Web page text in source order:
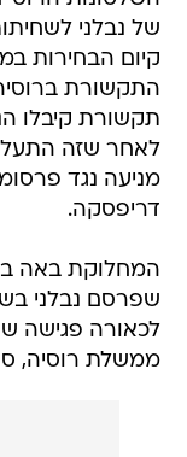
של נבלני
קיום הבחירות
התקשורת
תקשורת קיבלו
לאחר שזה
מניעה נגד
דריפסקה.
המחלוקת באה
שפרסם נבלני
לכאורה פגישה
ממשלת רוסיה,